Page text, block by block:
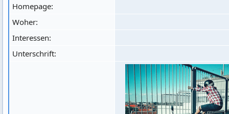
Homepage:
Woher:
Interessen:
Unterschrift: